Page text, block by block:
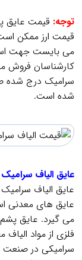
توجه: قیمت عایق
قیمت ارز ممکن
می بایست جهت
کارشناسان فروش
سرامیک درج شده
شده است.
عایق الیاف سرامیک
عایق الیاف
عایق های معدنی
می گیرد. عایق
فلزی از مواد
سرامیکی در صنعت